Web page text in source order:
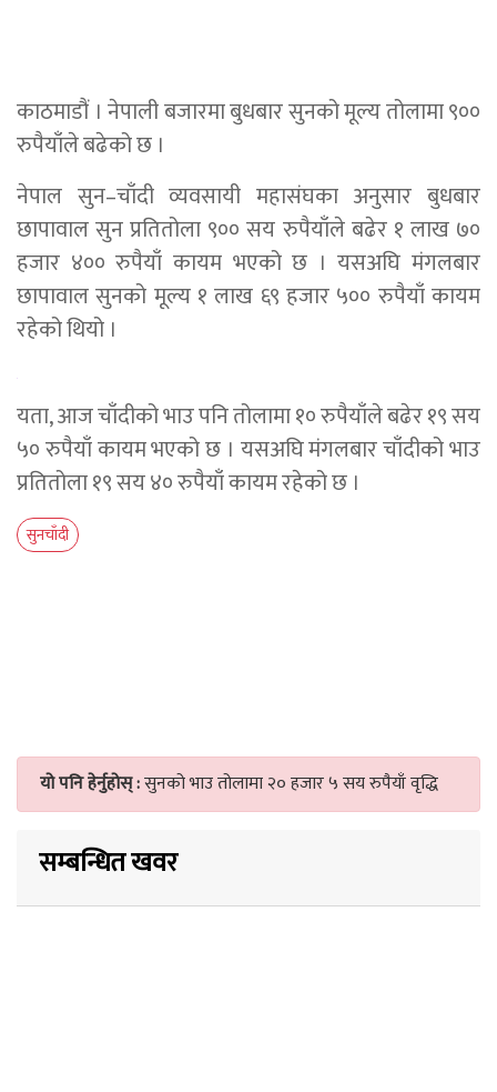
काठमाडौं । नेपाली बजारमा बुधबार सुनको मूल्य तोलामा ९००
रुपैयाँले बढेको छ ।
नेपाल सुन–चाँदी व्यवसायी महासंघका अनुसार बुधबार
छापावाल सुन प्रतितोला ९०० सय रुपैयाँले बढेर १ लाख ७०
हजार ४०० रुपैयाँ कायम भएको छ । यसअघि मंगलबार
छापावाल सुनको मूल्य १ लाख ६९ हजार ५०० रुपैयाँ कायम
रहेको थियो ।
यता, आज चाँदीको भाउ पनि तोलामा १० रुपैयाँले बढेर १९ सय
५० रुपैयाँ कायम भएको छ । यसअघि मंगलबार चाँदीको भाउ
प्रतितोला १९ सय ४० रुपैयाँ कायम रहेको छ ।
सुनचाँदी
यो पनि हेर्नुहोस् :सुनको भाउ तोलामा २० हजार ५ सय रुपैयाँ वृद्धि
सम्बन्धित खवर